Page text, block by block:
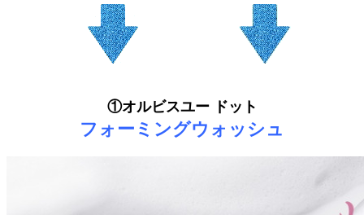
①オルビスユー ドット
フォーミングウォッシュ